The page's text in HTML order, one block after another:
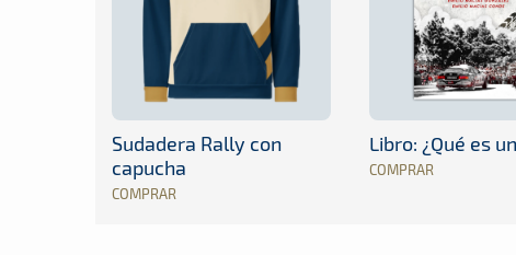
Sudadera Rally con
capucha
COMPRAR
Libro: ¿Qué es
COMPRAR